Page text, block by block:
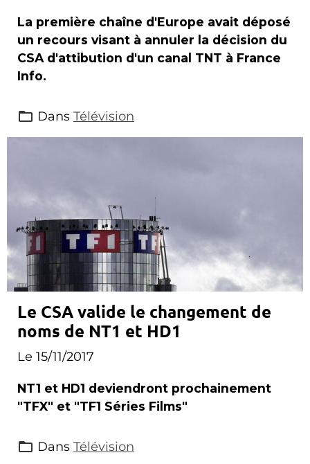
La première chaîne d'Europe avait déposé
un recours visant à annuler la décision du
CSA d'attibution d'un canal TNT à France
Info.
Dans Télévision
Le CSA valide le changement de
noms de NT1 et HD1
Le 15/11/2017
NT1 et HD1 deviendront prochainement
"TFX" et "TF1 Séries Films"
Dans Télévision